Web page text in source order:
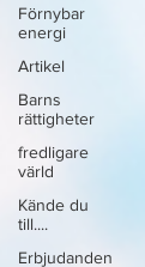
Förnybar
energi
Artikel
Barns
rättigheter
fredligare
värld
Kände du
till....
Erbjudanden